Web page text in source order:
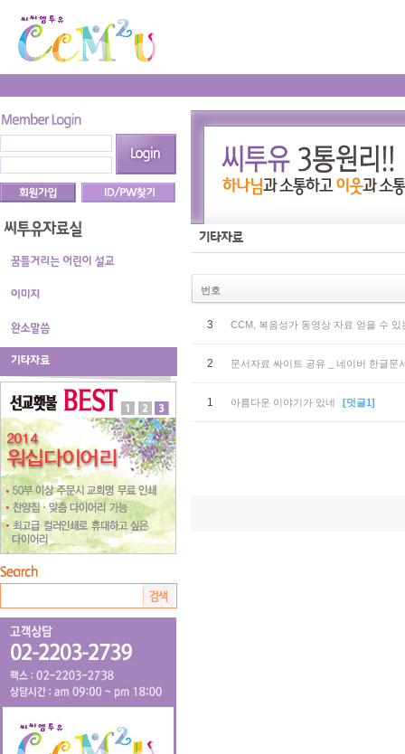
번호
3 CCM, 복음성가 동영상 자료 얻을 수 있
2 문서자료 싸이트 공유 _ 네이버 한글문
1 아름다운 이야기가 있네 [덧글1]